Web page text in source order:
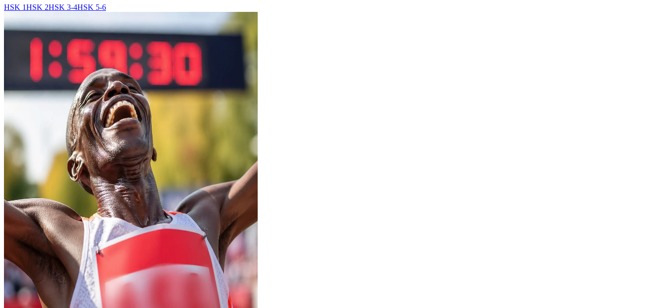
HSK 1HSK 2HSK 3-4HSK 5-6